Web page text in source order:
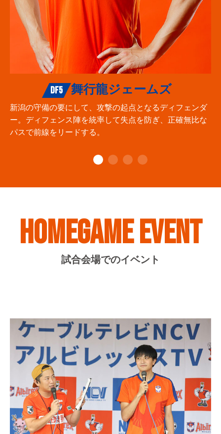
DF5 舞行龍ジェームズ
新潟の守備の要にして、攻撃の起点となるディフェンダ
ー。ディフェンス陣を統率して失点を防ぎ、正確無比な
パスで前線をリードする。
HOMEGAME EVENT
試合会場でのイベント